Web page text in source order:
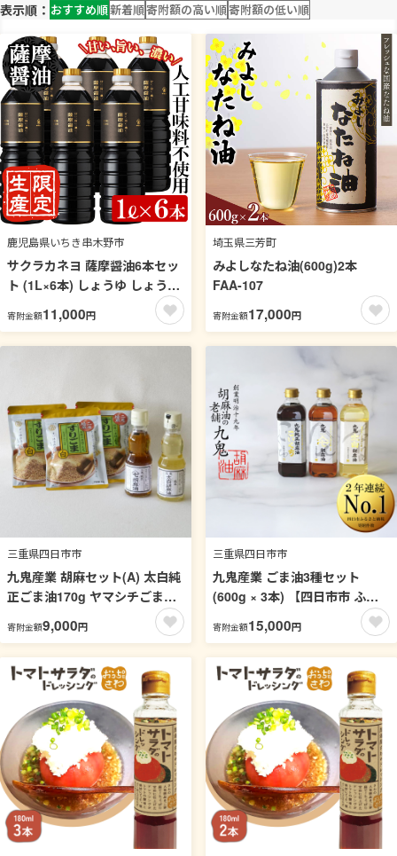
表示順： おすすめ順新着順寄附額の高い順寄附額の低い順
鹿児島県いちき串木野市
サクラカネヨ 薩摩醤油6本セッ
ト (1L×6本) しょうゆ しょう油
鹿児島 こいくち 濃口 甘露 あま
い 調味料 老舗 常温 常温保存
保存 卵かけご飯 九州醤油【吉
寄附金額11,000円
埼玉県三芳町
みよしなたね油(600g)2本
FAA-107
寄附金額17,000円
三重県四日市市
九鬼産業 胡麻セット(A) 太白純
正ごま油170g ヤマシチごま油
りゴマ すり胡麻 白ごま 白ゴマ
ゴマ油 胡麻油 ごま油 ドレッシ
ング 調味料 料理 お祝い 贈答品
贈り物 ギフト ミシュラン 2つ
星の割烹でも使用 四日市 四日
市市 四日市市ふるさと納税
寄附金額9,000円
三重県四日市市
九鬼産業 ごま油3種セット
(600g × 3本) 【四日市市 ふる
さと納税返礼品 ランキング1
位】創業明治19年 ごま油の老
舗「九鬼」 いつもの味を上質
に変えるごま油。九鬼産業 ご
ま油3種セット 600g 3本セット
ゴマ油 胡麻油 ごま油 ドレッシ
ング 調味料 料理 お祝い 贈答品
贈り物 ギフト ミシュラン 2つ
星の割烹でも使用 四日市 四日
市市 四日市市ふるさと納税
寄附金額15,000円